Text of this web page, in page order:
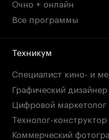
Очно + онлайн
Все программы
Техникум
Специалист кино- и
Графический дизайнер
Цифровой маркетолог
Технолог-
Коммерческий